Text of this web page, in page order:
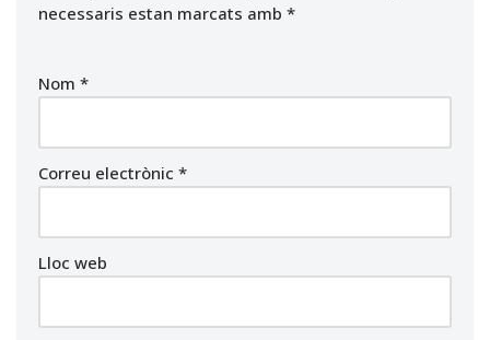
necessaris estan marcats amb *
Nom *
Correu electrònic *
Lloc web